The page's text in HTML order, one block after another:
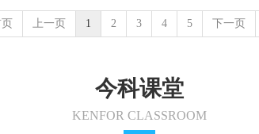
上一页 1 2 3 4 5 下一页
今科课堂
KENFOR CLASSROOM